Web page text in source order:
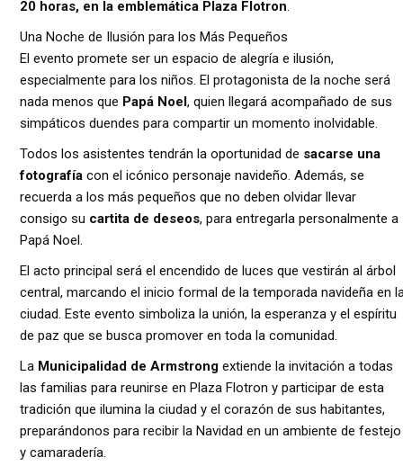
20 horas, en la emblemática Plaza Flotron.
Una Noche de Ilusión para los Más Pequeños
El evento promete ser un espacio de alegría e ilusión,
especialmente para los niños. El protagonista de la noche será
nada menos que Papá Noel, quien llegará acompañado de sus
simpáticos duendes para compartir un momento inolvidable.
Todos los asistentes tendrán la oportunidad de sacarse una
fotografía con el icónico personaje navideño. Además, se
recuerda a los más pequeños que no deben olvidar llevar
consigo su cartita de deseos, para entregarla personalmente a
Papá Noel.
El acto principal será el encendido de luces que vestirán al árbol
central, marcando el inicio formal de la temporada navideña en
ciudad. Este evento simboliza la unión, la esperanza y el espíritu
de paz que se busca promover en toda la comunidad.
La Municipalidad de Armstrong extiende la invitación a todas
las familias para reunirse en Plaza Flotron y participar de esta
tradición que ilumina la ciudad y el corazón de sus habitantes,
preparándonos para recibir la Navidad en un ambiente de festejo
y camaradería.